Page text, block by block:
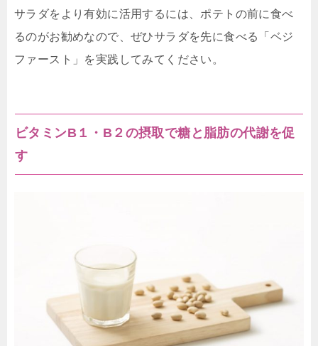
サラダをより有効に活用するには、ポテトの前に食べ
るのがお勧めなので、ぜひサラダを先に食べる「ベジ
ファースト」を実践してみてください。
ビタミンB１・B２の摂取で糖と脂肪の代謝を促
す